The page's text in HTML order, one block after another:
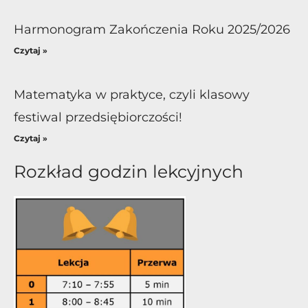
Harmonogram Zakończenia Roku 2025/2026
Czytaj »
Matematyka w praktyce, czyli klasowy
festiwal przedsiębiorczości!
Czytaj »
Rozkład godzin lekcyjnych